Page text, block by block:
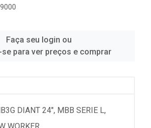
Faça seu login ou
para ver preços e comprar
DIANT 24", MBB SERIE L,
WORKER